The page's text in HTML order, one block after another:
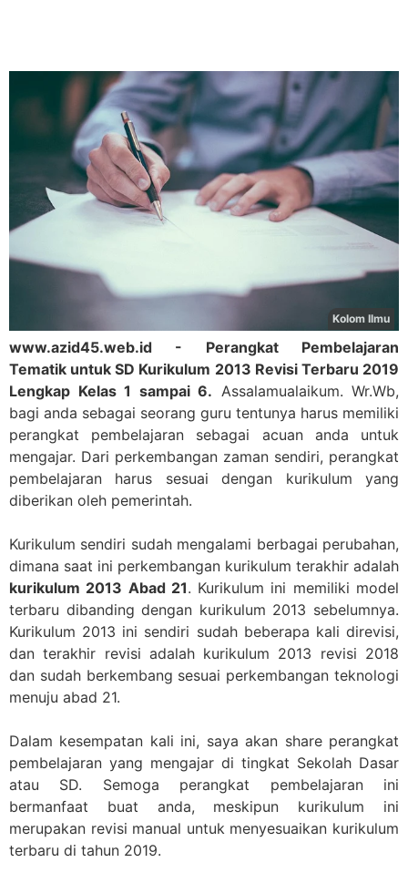
www.azid45.web.id - Perangkat Pembelajaran
Tematik untuk SD Kurikulum 2013 Revisi Terbaru 2019
Lengkap Kelas 1 sampai 6. Assalamualaikum. Wr.Wb,
bagi anda sebagai seorang guru tentunya harus memiliki
perangkat pembelajaran sebagai acuan anda untuk
mengajar. Dari perkembangan zaman sendiri, perangkat
pembelajaran harus sesuai dengan kurikulum yang
diberikan oleh pemerintah.
Kurikulum sendiri sudah mengalami berbagai perubahan,
dimana saat ini perkembangan kurikulum terakhir adalah
kurikulum 2013 Abad 21. Kurikulum ini memiliki model
terbaru dibanding dengan kurikulum 2013 sebelumnya.
Kurikulum 2013 ini sendiri sudah beberapa kali direvisi,
dan terakhir revisi adalah kurikulum 2013 revisi 2018
dan sudah berkembang sesuai perkembangan teknologi
menuju abad 21.
Dalam kesempatan kali ini, saya akan share perangkat
pembelajaran yang mengajar di tingkat Sekolah Dasar
atau SD. Semoga perangkat pembelajaran ini
bermanfaat buat anda, meskipun kurikulum ini
merupakan revisi manual untuk menyesuaikan kurikulum
terbaru di tahun 2019.